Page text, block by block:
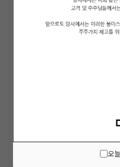
오
PENTAGON
i-dle (아이들)
HWANG SHINHYE